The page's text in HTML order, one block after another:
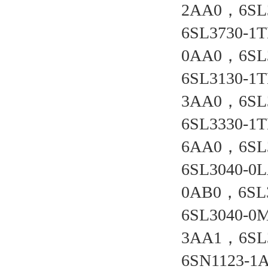
2AA0，
6SL3730-
0AA0，
6SL3130-
3AA0，
6SL3330-
6AA0，
6SL3040-
0AB0，
6SL3040-
3AA1，
6SN1123-